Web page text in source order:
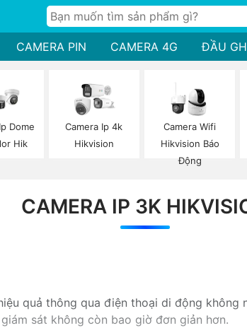
CAMERA PIN CAMERA 4G ĐẦU
Dome
Hik
Camera Ip 4k
Hikvision
Camera Wifi
Hikvision Báo
Động
CAMERA IP 3K
quả thông qua điện thoại di động
sát không còn bao giờ đơn giản hơn.